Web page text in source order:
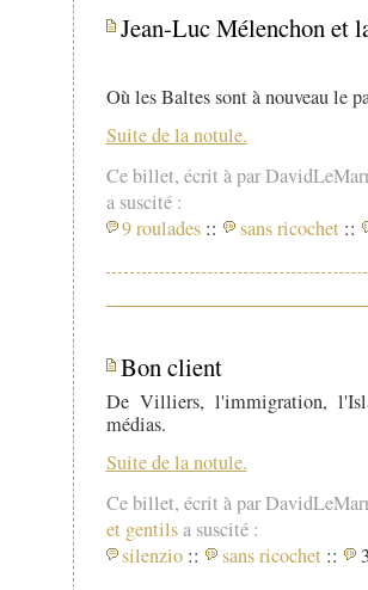
Jean-Luc Mélenchon et
Où les Baltes sont à nouveau le
Suite de la notule.
Ce billet, écrit à par
a suscité :
9 roulades :: sans ricochet ::
Bon client
De Villiers, l'immigration,
médias.
Suite de la notule.
Ce billet, écrit à par
et gentilsa suscité :
silenzio :: sans ricochet ::